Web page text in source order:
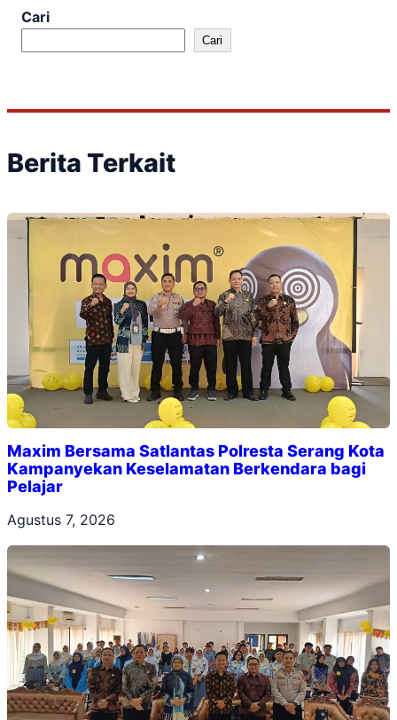
Cari
Cari
Berita Terkait
Maxim Bersama Satlantas Polresta Serang Kota
Kampanyekan Keselamatan Berkendara bagi
Pelajar
Agustus 7, 2026